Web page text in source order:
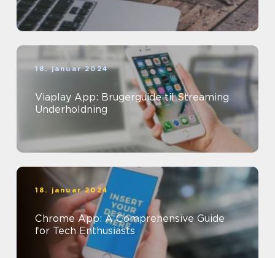
18. januar 2024
Viaplay App: Brugerguide til Streaming
Underholdning
18. januar 2024
Chrome App: A Comprehensive Guide
for Tech Enthusiasts